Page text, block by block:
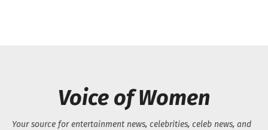
Voice of Women
Your source for entertainment news, celebrities, celeb news, and